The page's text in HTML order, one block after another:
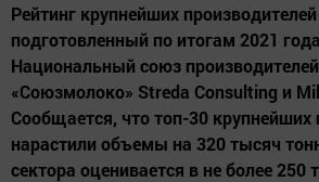
Рейтинг крупнейших
подготовленный по итогам 2021
Национальный союз
«Союзмолоко» Streda Consulting и
Сообщается, что топ-30 крупнейших
нарастили объемы на 320 тысяч
сектора оценивается в не более 250